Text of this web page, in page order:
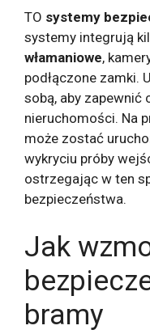
TO systemy
systemy integrują
włamaniowe,
podłączone zamki.
sobą, aby zapewnić
nieruchomości. Na
może zostać
wykryciu próby
ostrzegając w ten
bezpieczeństwa.
Jak
bramy